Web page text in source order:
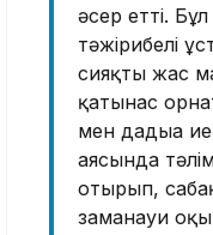
әсер етті.
тәжірибелі
сияқты жас
қатынас
мен дағдыға
аясында
отырып,
заманауи